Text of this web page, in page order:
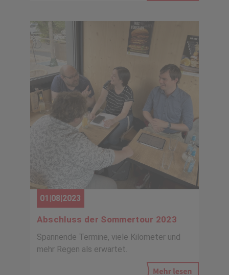
01|08|2023
Abschluss der Sommertour 2023
Spannende Termine, viele Kilometer und
mehr Regen als erwartet.